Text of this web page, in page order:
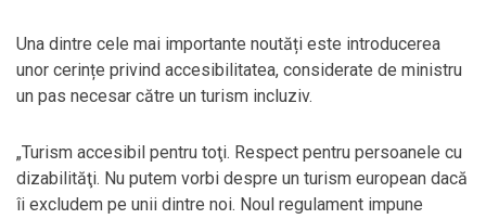
Una dintre cele mai importante noutăți este introducerea
unor cerințe privind accesibilitatea, considerate de ministru
un pas necesar către un turism incluziv.
„Turism accesibil pentru toţi. Respect pentru persoanele cu
dizabilităţi. Nu putem vorbi despre un turism european dacă
îi excludem pe unii dintre noi. Noul regulament impune